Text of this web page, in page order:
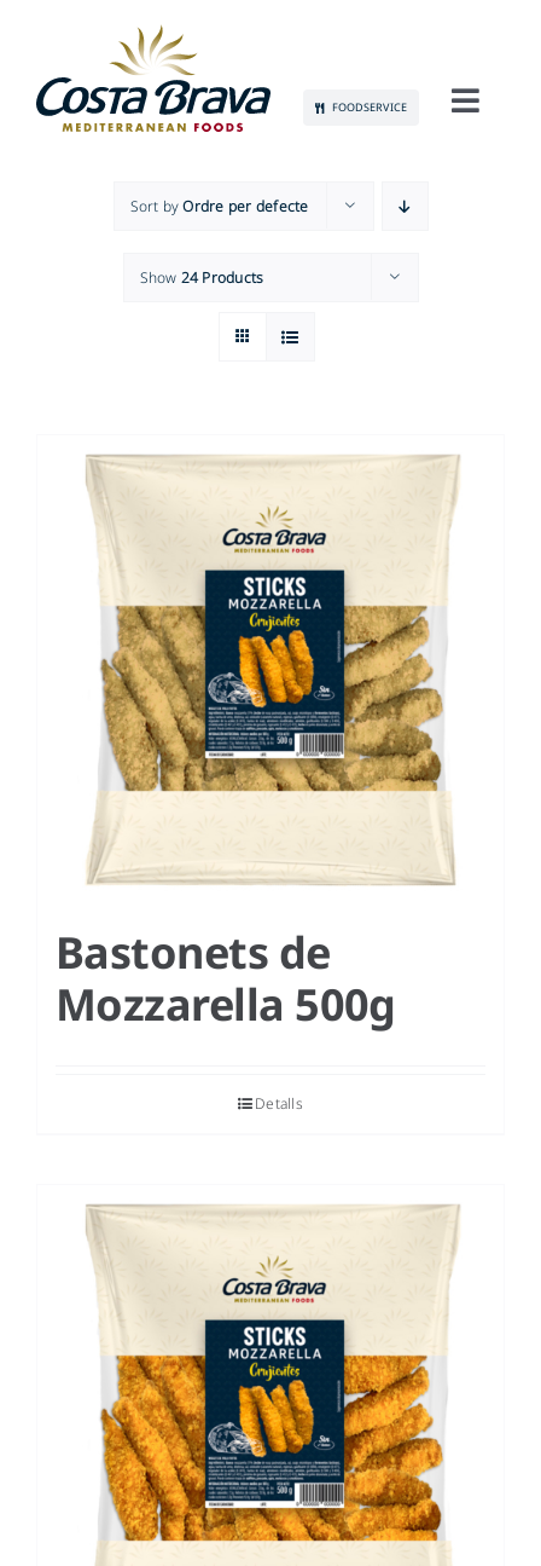
content
FOODSERVICE
OCUPACIÓ
CONTACTE
Sort byOrdre per defecte
Show 24 Products
Bastonets de
Mozzarella 500g
Detalls